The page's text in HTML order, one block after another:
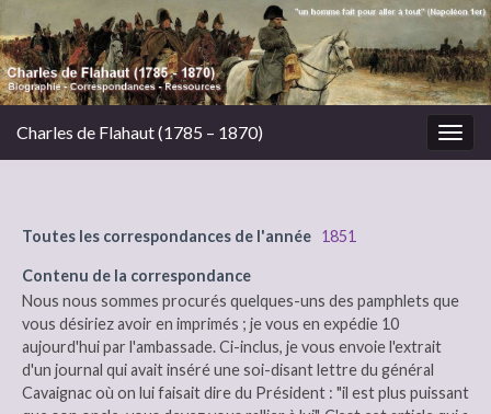
Charles de Flahaut (1785 – 1870)
Toutes les correspondances de l'année 1851
Contenu de la correspondance
Nous nous sommes procurés quelques-uns des pamphlets que
vous désiriez avoir en imprimés ; je vous en expédie 10
aujourd'hui par l'ambassade. Ci-inclus, je vous envoie l'extrait
d'un journal qui avait inséré une soi-disant lettre du général
Cavaignac où on lui faisait dire du Président : "il est plus puissant